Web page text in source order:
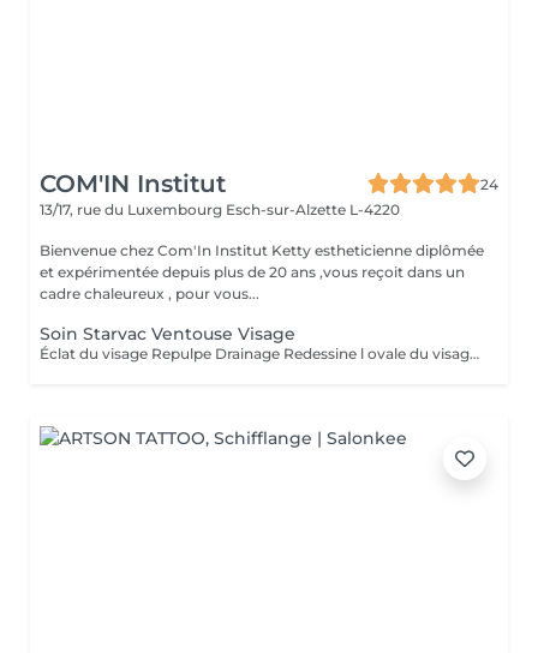
COM'IN Institut
24
13/17, rue du Luxembourg Esch-sur-Alzette L-4220
Bienvenue chez Com'In Institut Ketty estheticienne diplômée
et expérimentée depuis plus de 20 ans ,vous reçoit dans un
cadre chaleureux , pour vous...
Soin Starvac Ventouse Visage
Éclat du visage Repulpe Drainage Redessine l ovale du visage Nettoyage du visage ,traitement ventouse et application d'une crème